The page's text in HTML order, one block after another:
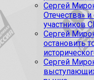
Сергей
Отечества»
участников
Сергей
остановить
Сергей